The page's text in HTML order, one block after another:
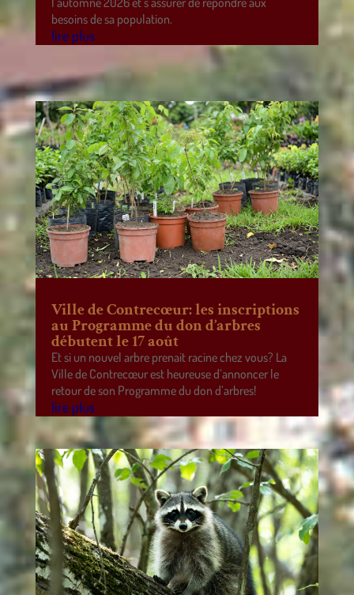
besoins de sa population.
lire plus
Ville de Contrecœur: les inscriptions
au Programme du don d’arbres
débutent le 17 août
Et si un nouvel arbre prenait racine chez vous? La
Ville de Contrecœur est heureuse d’annoncer le
retour de son Programme du don d’arbres!
lire plus